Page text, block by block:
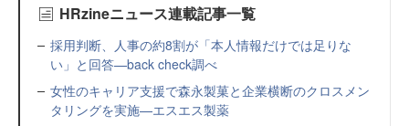
HRzineニュース連載記事一覧
採用判断、人事の約8割が「本人情報だけでは足りな
い」と回答—back check調べ
女性のキャリア支援で森永製菓と企業横断のクロスメン
タリングを実施—エスエス製薬